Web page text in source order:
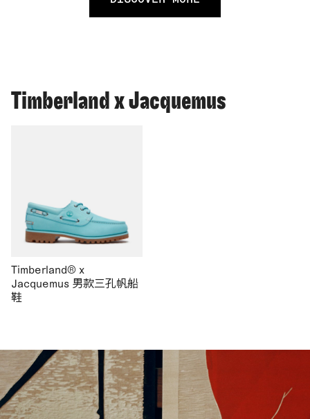
Timberland x Jacquemus
Timberland® x
Jacquemus 男款三孔帆船
鞋